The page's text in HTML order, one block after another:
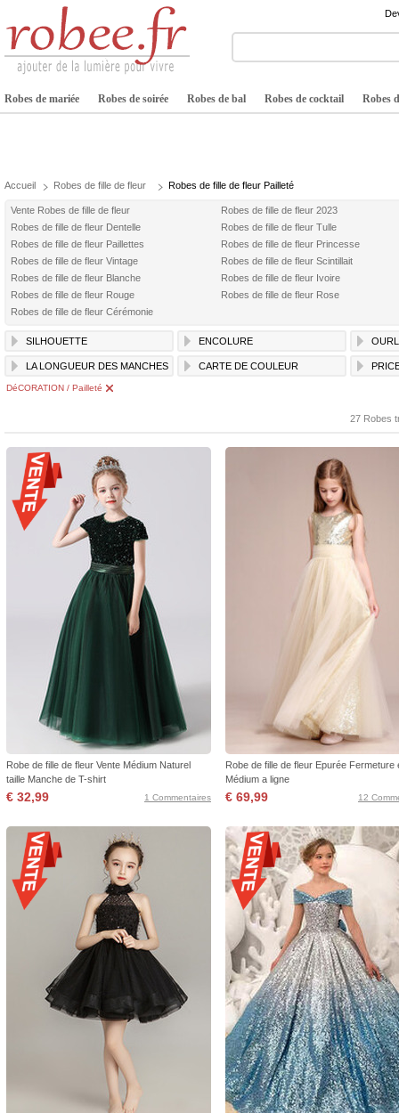
Robes de mariée Robes de soirée Robes de bal Robes de cocktail Robes
Accueil Robes de fille de fleur Robes de fille de fleur Pailleté
Vente Robes de fille de fleur
Robes de fille de fleur 2023
Robes de fille de fleur Dentelle
Robes de fille de fleur Tulle
Robes de fille de fleur Paillettes
Robes de fille de fleur Princesse
Robes de fille de fleur Vintage
Robes de fille de fleur Scintillait
Robes de fille de fleur Blanche
Robes de fille de fleur Ivoire
Robes de fille de fleur Rouge
Robes de fille de fleur Rose
Robes de fille de fleur Cérémonie
SILHOUETTE ENCOLURE
LA LONGUEUR DES MANCHES CARTE DE COULEUR
DéCORATION / Pailleté
27 Robes
Robe de fille de fleur Vente Médium Naturel
taille Manche de T-shirt
€ 32,99 1 Commentaires
Robe de fille de fleur Epurée Fermeture
Médium a ligne
€ 69,99 12